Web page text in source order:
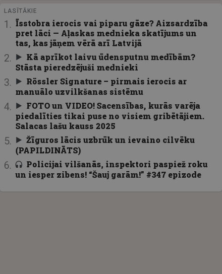
LASĪTĀKIE
Īsstobra ierocis vai piparu gāze? Aizsardzība
pret lāci — Aļaskas mednieka skatījums un
tas, kas jāņem vērā arī Latvijā
Kā aprīkot laivu ūdensputnu medībām?
Stāsta pieredzējuši mednieki
Rössler Signature – pirmais ierocis ar
manuālo uzvilkšanas sistēmu
FOTO un VIDEO! Sacensības, kurās varēja
piedalīties tikai puse no visiem gribētājiem.
Salacas lašu kauss 2025
Žīguros lācis uzbrūk un ievaino cilvēku
(PAPILDINĀTS)
Policijai vilšanās, inspektori paspiež roku
un iesper zibens! “Šauj garām!” #347 epizode